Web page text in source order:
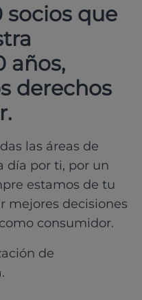
socios que
años,
derechos
las áreas de
día por ti, por un
estamos de tu
mejores decisiones
consumidor.
de